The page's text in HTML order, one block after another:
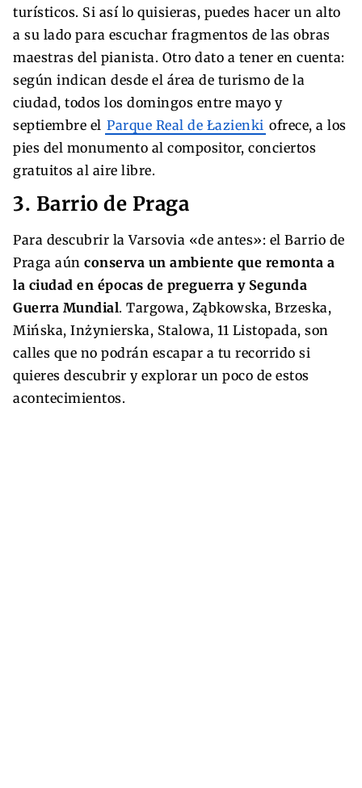
turísticos. Si así lo quisieras, puedes hacer un alto
a su lado para escuchar fragmentos de las obras
maestras del pianista. Otro dato a tener en cuenta:
según indican desde el área de turismo de la
ciudad, todos los domingos entre mayo y
septiembre el Parque Real de Łazienki ofrece, a los
pies del monumento al compositor, conciertos
gratuitos al aire libre.
3. Barrio de Praga
Para descubrir la Varsovia «de antes»: el Barrio de
Praga aún conserva un ambiente que remonta a
la ciudad en épocas de preguerra y Segunda
Guerra Mundial. Targowa, Ząbkowska, Brzeska,
Mińska, Inżynierska, Stalowa, 11 Listopada, son
calles que no podrán escapar a tu recorrido si
quieres descubrir y explorar un poco de estos
acontecimientos.